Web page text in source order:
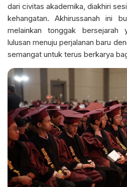
dari civitas akademika, diakhiri
kehangatan. Akhirussanah ini
melainkan tonggak bersejarah
lulusan menuju perjalanan baru
semangat untuk terus berkarya